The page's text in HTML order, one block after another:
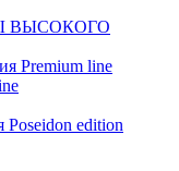
ВЫСОКОГО
Premium line
edition